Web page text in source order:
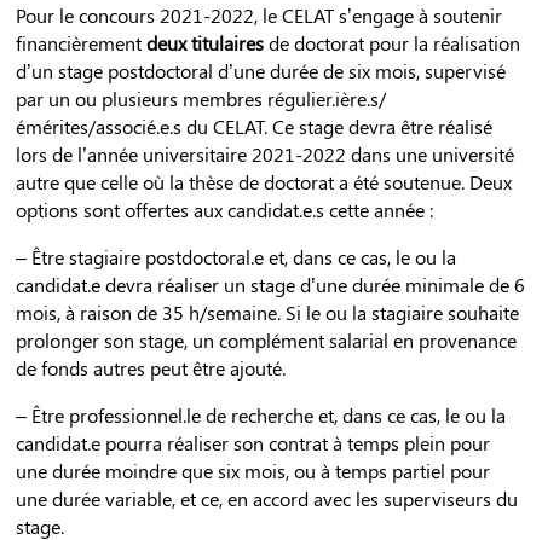
Pour le concours 2021-2022, le CELAT s’engage à soutenir
financièrementdeux titulairesde doctorat pour la réalisation
d’un stage postdoctoral d’une durée de six mois, supervisé
par un ou plusieurs membres régulier.ière.s/
émérites/associé.e.s du CELAT. Ce stage devra être réalisé
lors de l’année universitaire 2021-2022 dans une université
autre que celle où la thèse de doctorat a été soutenue. Deux
options sont offertes aux candidat.e.s cette année :
– Être stagiaire postdoctoral.e et, dans ce cas, le ou la
candidat.e devra réaliser un stage d’une durée minimale de 6
mois, à raison de 35 h/semaine. Si le ou la stagiaire souhaite
prolonger son stage, un complément salarial en provenance
de fonds autres peut être ajouté.
– Être professionnel.le de recherche et, dans ce cas, le ou la
candidat.e pourra réaliser son contrat à temps plein pour
une durée moindre que six mois, ou à temps partiel pour
une durée variable, et ce, en accord avec les superviseurs du
stage.